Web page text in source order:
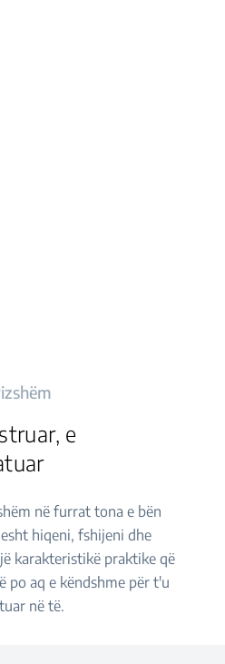
e
në furrat tona e bën
hiqeni, fshijeni dhe
karakteristikë praktike që
po aq e këndshme për t'u
në të.